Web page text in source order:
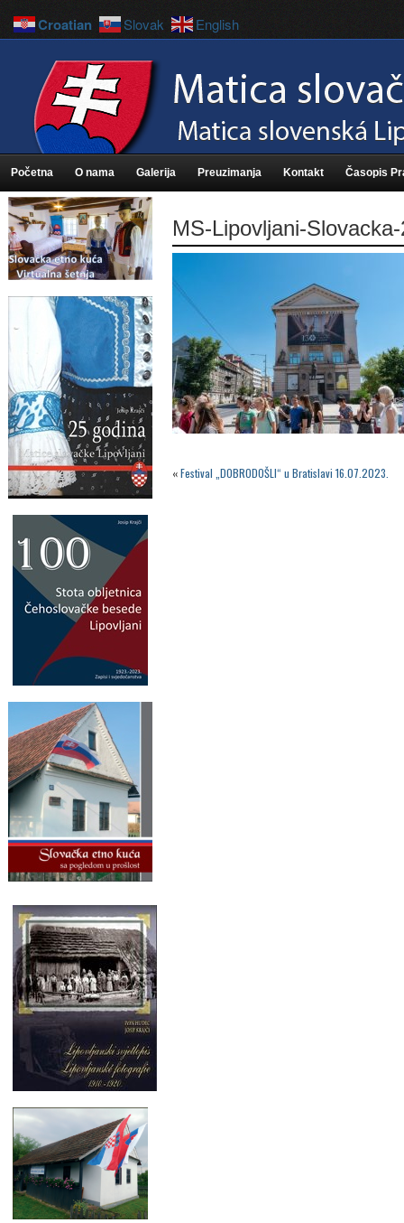
Početna O nama Galerija Preuzimanja Kontakt Časopis
MS-Lipovljani-
«Festival „DOBRODOŠLI“ u Bratislavi 16.07.2023.
Croatian Slovak English